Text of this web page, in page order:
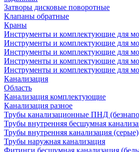
Затворы дисковые поворотные
Клапаны обратные
Краны
Инструменты и комплектующие для
Инструменты и комплектующие для
Инструменты и комплектующие для
Инструменты и комплектующие для
Инструменты и комплектующие для
Канализация
Область
Канализация комплектующие
Канализация разное
Трубы канализационные ПНД
Трубы внутренняя бесшумная
Трубы внутренняя канализация (серые)
Трубы наружная канализация
Фитинги бесшумная канализация